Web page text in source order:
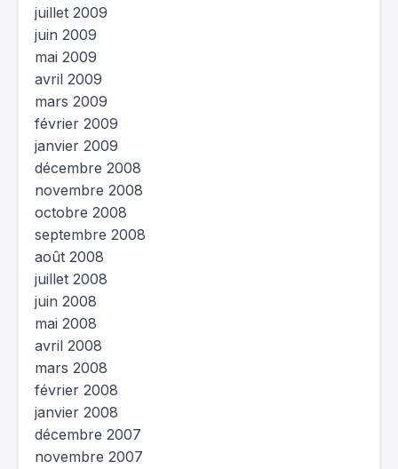
juillet 2009
juin 2009
mai 2009
avril 2009
mars 2009
février 2009
janvier 2009
décembre 2008
novembre 2008
octobre 2008
septembre 2008
août 2008
juillet 2008
juin 2008
mai 2008
avril 2008
mars 2008
février 2008
janvier 2008
décembre 2007
novembre 2007